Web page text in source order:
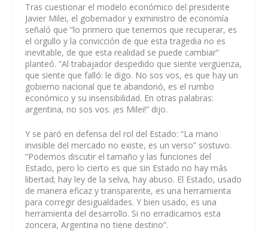
Tras cuestionar el modelo económico del presidente
Javier Milei, el gobernador y exministro de economía
señaló que “lo primero que tenemos que recuperar, es
el orgullo y la convicción de que esta tragedia no es
inevitable, de que esta realidad se puede cambiar”
planteó. “Al trabajador despedido que siente vergüenza,
que siente que falló: le digo. No sos vos, es que hay un
gobierno nacional que te abandonó, es el rumbo
económico y su insensibilidad. En otras palabras:
argentina, no sos vos. ¡es Milei!” dijo.
Y se paró en defensa del rol del Estado: “La mano
invisible del mercado no existe, es un verso” sostuvo.
“Podemos discutir el tamaño y las funciones del
Estado, pero lo cierto es que sin Estado no hay más
libertad; hay ley de la selva, hay abuso. El Estado, usado
de manera eficaz y transparente, es una herramienta
para corregir desigualdades. Y bien usado, es una
herramienta del desarrollo. Si no erradicamos esta
zoncera, Argentina no tiene destino”.